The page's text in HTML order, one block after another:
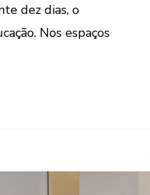
dez dias, o
Nos espaços